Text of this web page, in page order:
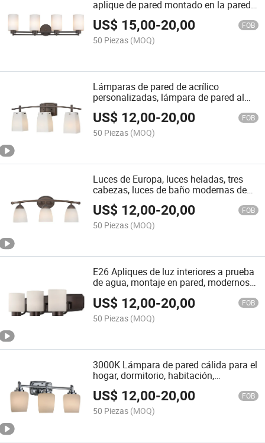
aplique de pared montado en la pared,
estilo retro, corredor, dormitorio, baño,
accesorio de tocador, luces de pared
LED para al lado de la cama
US$ 15,00-20,00 FOB
50 Piezas (MOQ)
Lámparas de pared de acrílico
personalizadas, lámpara de pared al
por mayor, luces modernas LED 3,
luces blancas, accesorio de
iluminación para baño, luces de
tocador de hotel, luz de pared
US$ 12,00-20,00 FOB
50 Piezas (MOQ)
Luces de Europa, luces heladas, tres
cabezas, luces de baño modernas de
acrílico, iluminación LED de tocador
para baño, luces de hotel, luces de
pared montadas en espejo, luces de
baño LED
US$ 12,00-20,00 FOB
50 Piezas (MOQ)
E26 Apliques de luz interiores a prueba
de agua, montaje en pared, modernos y
para baño, apliques de espejo, luces
modernas
US$ 12,00-20,00 FOB
50 Piezas (MOQ)
3000K Lámpara de pared cálida para el
hogar, dormitorio, habitación,
decoración de hotel, aplique de acrílico
moderno, luces modernas, luz de pared
US$ 12,00-20,00 FOB
50 Piezas (MOQ)